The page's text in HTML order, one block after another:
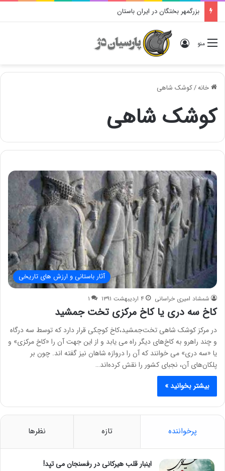
بزرگمهر بختگان در ایران باستان
منو ورود
خانه/کوشک شاهی
کوشک شاهی
آثار باستانی و ارزش های تاریخی
شمشاد امیری خراسانی ۴ اردیبهشت ۱۳۹۱ ۱
کاخ سه دری یا کاخ مرکزی تخت جمشید
در مرکز کوشک شاهی تخت‌جمشید،کاخ کوچکی قرار دارد که توسط سه درگاه
و چند راهرو به کاخ‌های دیگر راه می یابد و از این جهت آن را «کاخ مرکزی» و
یا «سه دری» می خوانند که آن را دروازه شاهان نیز گفته اند. چون بر
پلکان‌های آن، نجبای کشور را نقش کرده‌اند…
بیشتر بخوانید »
پرخواننده تازه نظرها
اینبار قلب هیرکانی در رفسنجان می تپد!